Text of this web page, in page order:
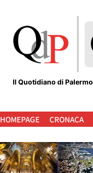
Il Quotidiano di Palermo
HOMEPAGE CRONACA